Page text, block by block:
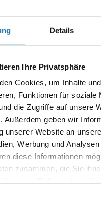
Details
Ihre Privatsphäre
Cookies, um Inhalte
Funktionen für soziale
die Zugriffe auf unsere
Außerdem geben wir
unserer Website an
Werbung und
diese Informationen
zusammen, die Sie
Elisabeth
Hr. Martin Fraidl für
und stets freundliche
Fertigstellung meines
Sun Remo Rund Pool!
unerwarteten und spontanen
Autor:
Martin Fraidl